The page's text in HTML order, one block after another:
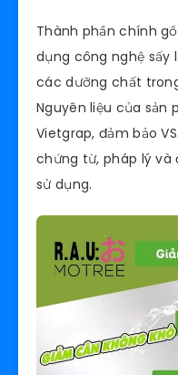
Thành phần chính
dụng công nghệ sấy
các dưỡng chất
Nguyên liệu của sản
Vietgrap, đảm bảo
chứng từ, pháp lý và
sử dụng.